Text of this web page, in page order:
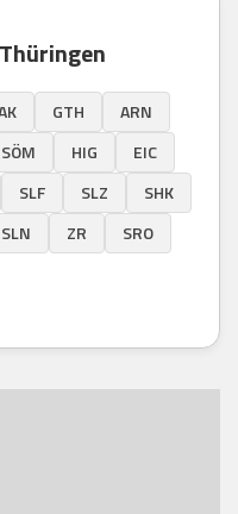
GTH
ARN
SÖM HIG
EIC
SLF SLZ
SHK
SLN ZR
SRO